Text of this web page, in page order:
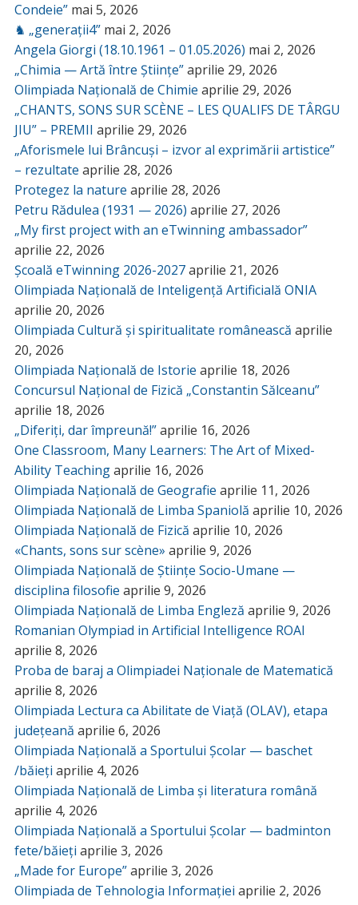
Condeie” mai 5, 2026
♞ „generații4” mai 2, 2026
Angela Giorgi (18.10.1961 – 01.05.2026) mai 2, 2026
„Chimia — Artă între Științe”aprilie 29, 2026
Olimpiada Națională de Chimie aprilie 29, 2026
„CHANTS, SONS SUR SCÈNE – LES QUALIFS DE TÂRGU
JIU” – PREMII aprilie 29, 2026
„Aforismele lui Brâncuși – izvor al exprimării artistice”
– rezultate aprilie 28, 2026
Protegez la nature aprilie 28, 2026
Petru Rădulea (1931 — 2026) aprilie 27, 2026
„My first project with an eTwinning ambassador”
aprilie 22, 2026
Școală eTwinning 2026-2027aprilie 21, 2026
Olimpiada Națională de Inteligență Artificială ONIA
aprilie 20, 2026
Olimpiada Cultură și spiritualitate românească aprilie
20, 2026
Olimpiada Națională de Istorie aprilie 18, 2026
Concursul Național de Fizică „Constantin Sălceanu”
aprilie 18, 2026
„Diferiți, dar împreună!”aprilie 16, 2026
One Classroom, Many Learners: The Art of Mixed-
Ability Teachingaprilie 16, 2026
Olimpiada Națională de Geografie aprilie 11, 2026
Olimpiada Națională de Limba Spaniolă aprilie 10, 2026
Olimpiada Națională de Fizică aprilie 10, 2026
«Chants, sons sur scène» aprilie 9, 2026
Olimpiada Națională de Științe Socio-Umane —
disciplina filosofie aprilie 9, 2026
Olimpiada Națională de Limba Engleză aprilie 9, 2026
Romanian Olympiad in Artificial Intelligence ROAI
aprilie 8, 2026
Proba de baraj a Olimpiadei Naționale de Matematică
aprilie 8, 2026
Olimpiada Lectura ca Abilitate de Viață (OLAV), etapa
județeană aprilie 6, 2026
Olimpiada Națională a Sportului Școlar — baschet
/băieți aprilie 4, 2026
Olimpiada Națională de Limba și literatura română
aprilie 4, 2026
Olimpiada Națională a Sportului Școlar — badminton
fete/băieți aprilie 3, 2026
„Made for Europe”aprilie 3, 2026
Olimpiada de Tehnologia Informației aprilie 2, 2026